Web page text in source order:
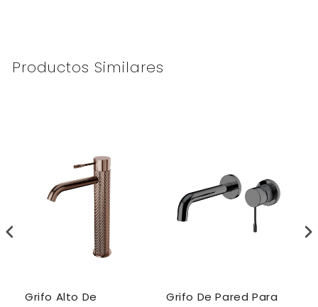
Productos Similares
Grifo Alto De
Grifo De Pared Para